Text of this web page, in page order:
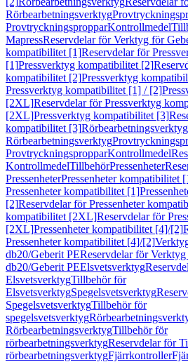
Rörbearbetningsverktyg
ProvtryckningspropparKontrollmedel
MapressReservdelar för Verktyg för
kompatibilitet [1]Reservdelar för
[1]Pressverktyg kompatibilitet [2]
kompatibilitet [2]Pressverktyg
Pressverktyg kompatibilitet [1] / [2]
[2XL]Reservdelar för Pressverktyg
[2XL]Pressverktyg kompatibilitet [3]
kompatibilitet [3]Rörbearbetningsverktyg
Rörbearbetningsverktyg
ProvtryckningspropparKontrollmedel
KontrollmedelTillbehörPressenheter
PressenheterPressenheter kompatibilitet
Pressenheter kompatibilitet [1]
[2]Reservdelar för Pressenheter
kompatibilitet [2XL]Reservdelar för
[2XL]Pressenheter kompatibilitet [4]/[2]
Pressenheter kompatibilitet [4]/[2]
db20/Geberit PEReservdelar för
db20/Geberit PEElsvetsverktyg
ElsvetsverktygTillbehör för
ElsvetsverktygSpegelsvetsverktyg
SpegelsvetsverktygTillbehör för
spegelsvetsverktyg
RörbearbetningsverktygTillbehör för
rörbearbetningsverktygReservdelar för
rörbearbetningsverktygFjärrkontroller